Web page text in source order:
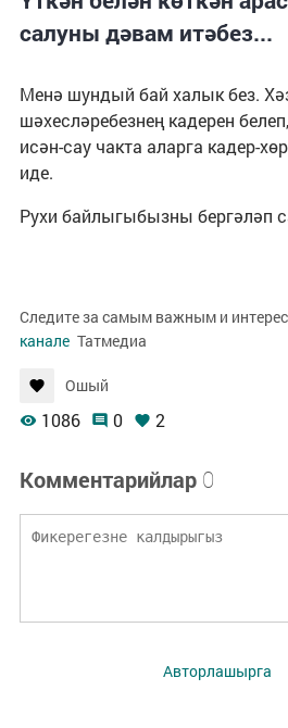
салуны дәвам итәбез...
Менә шундый бай халык без.
шәхесләребезнең кадерен
исән-сау чакта аларга кадер-
иде.
Рухи байлыгыбызны бергәләп
Следите за самым важным и
канале Татмедиа
Ошый
1086 0 2
Комментарийлар 0
Авторлашырга